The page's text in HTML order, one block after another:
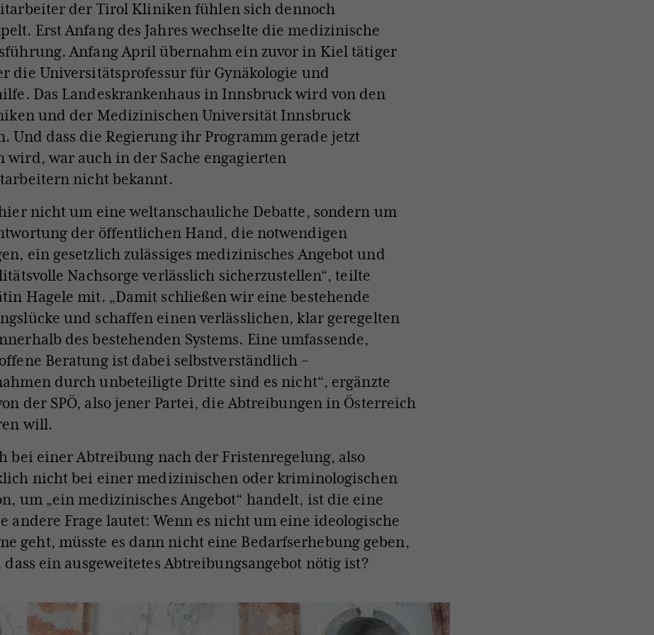
der Tirol Kliniken fühlen sich dennoch
Erst Anfang des Jahres wechselte die medizinische
Anfang April übernahm ein zuvor in Kiel tätiger
die Universitätsprofessur für Gynäkologie und
Das Landeskrankenhaus in Innsbruck wird von den
und der Medizinischen Universität Innsbruck
Und dass die Regierung ihr Programm gerade jetzt
wird, war auch in der Sache engagierten
nicht bekannt.
hier nicht um eine weltanschauliche Debatte, sondern um
der öffentlichen Hand, die notwendigen
ein gesetzlich zulässiges medizinisches Angebot und
Nachsorge verlässlich sicherzustellen“, teilte
Hagele mit. „Damit schließen wir eine bestehende
und schaffen einen verlässlichen, klar geregelten
des bestehenden Systems. Eine umfassende,
Beratung ist dabei selbstverständlich –
durch unbeteiligte Dritte sind es nicht“, ergänzte
der SPÖ, also jener Partei, die Abtreibungen in Österreich
will.
bei einer Abtreibung nach der Fristenregelung, also
nicht bei einer medizinischen oder kriminologischen
um „ein medizinisches Angebot“ handelt, ist die eine
andere Frage lautet: Wenn es nicht um eine ideologische
geht, müsste es dann nicht eine Bedarfserhebung geben,
dass ein ausgeweitetes Abtreibungsangebot nötig ist?